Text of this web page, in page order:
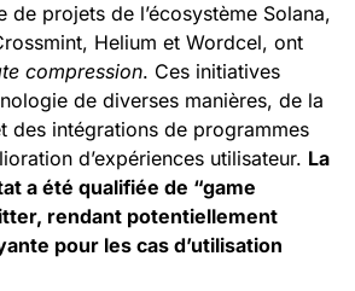
de projets de l’écosystème Solana,
Helium et Wordcel, ont
compression. Ces initiatives
de diverses manières, de la
des intégrations de programmes
d’expériences utilisateur. La
a été qualifiée de “game
rendant potentiellement
pour les cas d’utilisation